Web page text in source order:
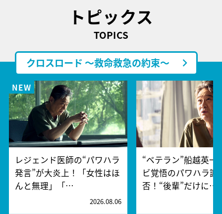
トピックス
TOPICS
クロスロード ～救命救急の約束～
レジェンド医師の“パワハラ
発言”が大炎上！「女性はほ
んと無理」「…
2026.08.06
“ベテラン”船越英一
ビ覚悟のパワハラ謝
否！“後輩”だけに…